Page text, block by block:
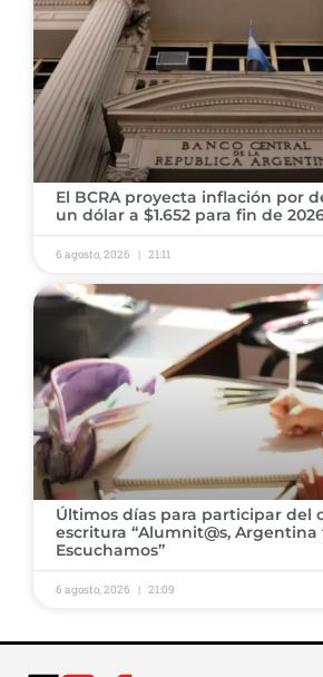
El BCRA proyecta inflación por
un dólar a $1.652 para fin de
6 agosto, 2026 21:11
Últimos días para participar del
escritura “Alumnit@s, Argentina
Escuchamos”
6 agosto, 2026 21:09